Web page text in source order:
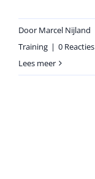
Door Marcel Nijland
Training | 0 Reacties
Lees meer